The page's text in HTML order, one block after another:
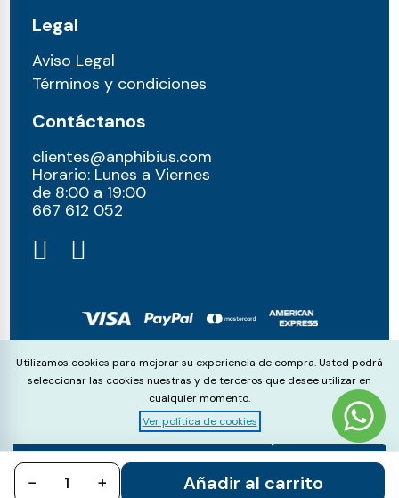
− + Añadir al carrito
Legal
Aviso Legal
Términos y condiciones
Contáctanos
clientes@anphibius.com
Horario: Lunes a Viernes
de 8:00 a 19:00
667 612 052​
© anphibius, 2026
Pago 100% seguros con:
Cookie Consent
Utilizamos cookies para mejorar su experiencia de compra. Usted podrá
seleccionar las cookies nuestras y de terceros que desee utilizar en
cualquier momento.
Ver política de cookies
Aceptar
todo
Rechazar
todo
Configurar
cookies